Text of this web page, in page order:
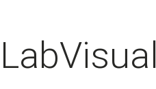
LabVisual